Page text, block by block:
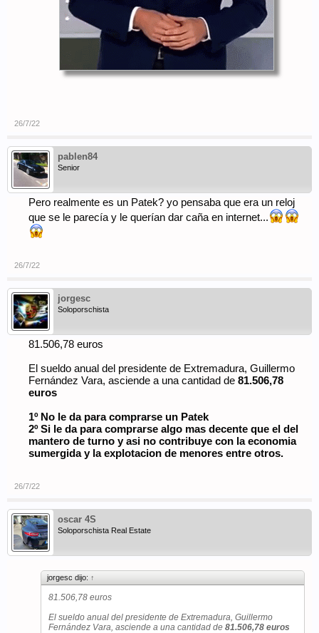
26/7/22
pablen84
Senior
Pero realmente es un Patek? yo pensaba que era un reloj
que se le parecía y le querían dar caña en internet...
26/7/22
jorgesc
Soloporschista
81.506,78 euros
El sueldo anual del presidente de Extremadura, Guillermo
Fernández Vara, asciende a una cantidad de 81.506,78
euros
1º No le da para comprarse un Patek
2º Si le da para comprarse algo mas decente que el del
mantero de turno y asi no contribuye con la economia
sumergida y la explotacion de menores entre otros.
26/7/22
oscar 4S
Soloporschista Real Estate
jorgesc dijo: ↑
81.506,78 euros
El sueldo anual del presidente de Extremadura, Guillermo
Fernández Vara, asciende a una cantidad de81.506,78 euros